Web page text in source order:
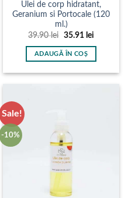
Ulei de corp hidratant,
Geranium si Portocale (120
ml.)
39.90lei
Prețul
a
fost:
35.91 leiPrețul
este:
ADAUGĂ ÎN COȘ
Sale!
-10%